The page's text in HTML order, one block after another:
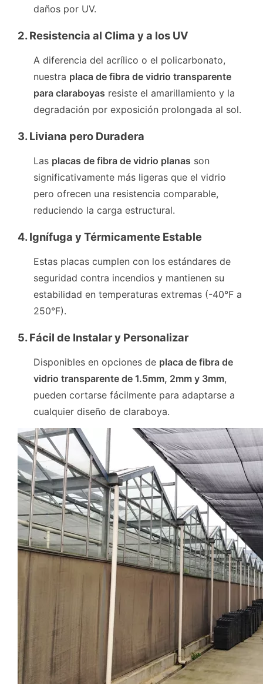
daños por UV.
2. Resistencia al Clima y a los UV
A diferencia del acrílico o el policarbonato,
nuestra placa de fibra de vidrio transparente
para claraboyas resiste el amarillamiento y la
degradación por exposición prolongada al sol.
3. Liviana pero Duradera
Las placas de fibra de vidrio planas son
significativamente más ligeras que el vidrio
pero ofrecen una resistencia comparable,
reduciendo la carga estructural.
4. Ignífuga y Térmicamente Estable
Estas placas cumplen con los estándares de
seguridad contra incendios y mantienen su
estabilidad en temperaturas extremas (-40°F a
250°F).
5. Fácil de Instalar y Personalizar
Disponibles en opciones de placa de fibra de
vidrio transparente de 1.5mm, 2mm y 3mm,
pueden cortarse fácilmente para adaptarse a
cualquier diseño de claraboya.